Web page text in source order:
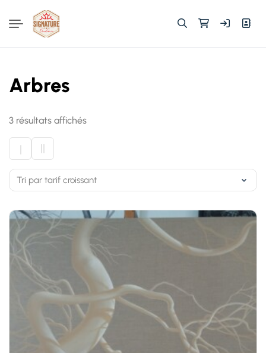
Rechercher :
Arbres
3 résultats affichésTrié